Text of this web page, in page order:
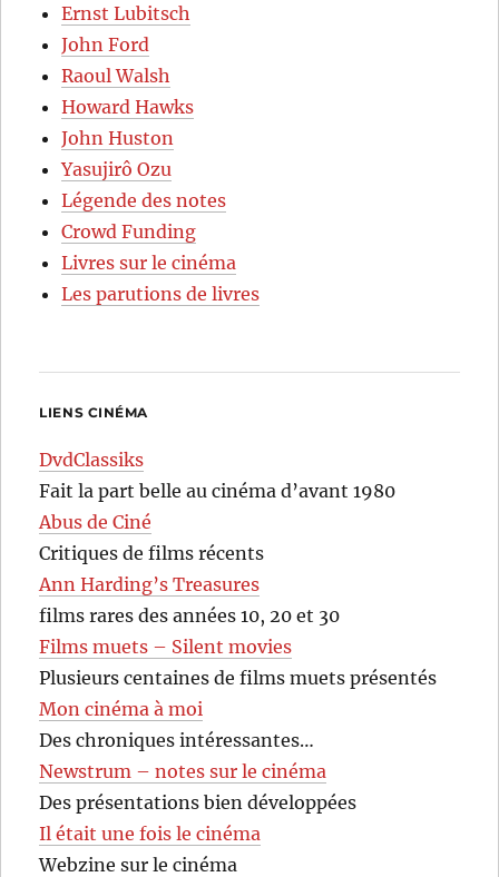
Ernst Lubitsch
John Ford
Raoul Walsh
Howard Hawks
John Huston
Yasujirô Ozu
Légende des notes
Crowd Funding
Livres sur le cinéma
Les parutions de livres
LIENS CINÉMA
DvdClassiks
Fait la part belle au cinéma d’avant 1980
Abus de Ciné
Critiques de films récents
Ann Harding’s Treasures
films rares des années 10, 20 et 30
Films muets – Silent movies
Plusieurs centaines de films muets présentés
Mon cinéma à moi
Des chroniques intéressantes…
Newstrum – notes sur le cinéma
Des présentations bien développées
Il était une fois le cinéma
Webzine sur le cinéma